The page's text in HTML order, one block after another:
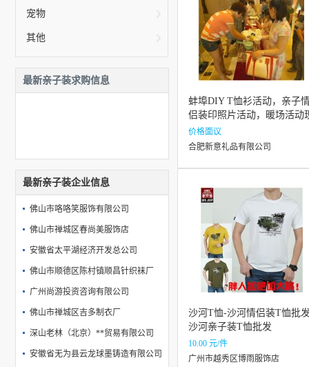
宠物
其他
最新亲子装求购信息
最新亲子装企业信息
佛山市咯咯笑服饰有限公司
佛山市禅城区春尚美服饰店
安徽省太平湖经济开发总公司
佛山市顺德区陈村镇顺昌针织袜厂
广州尚游投资咨询有限公司
佛山市禅城区吉多制衣厂
深山老林（北京）**贸易有限公司
安徽省无为县云龙球墨铸造有限公司
蚌埠DIY T恤衫活动，亲子
侣装印照片活动，暖场活动
场diy马克杯，楼盘速递
价格面议
合肥新意礼品有限公司
沙河T恤-沙河情侣装T恤批
沙河亲子装T恤批发
10.00 元/件
广州市越秀区博雨服饰店